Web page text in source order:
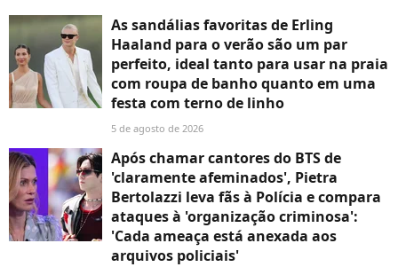
As sandálias favoritas de Erling
Haaland para o verão são um par
perfeito, ideal tanto para usar na praia
com roupa de banho quanto em uma
festa com terno de linho
5 de agosto de 2026
Após chamar cantores do BTS de
'claramente afeminados', Pietra
Bertolazzi leva fãs à Polícia e compara
ataques à 'organização criminosa':
'Cada ameaça está anexada aos
arquivos policiais'